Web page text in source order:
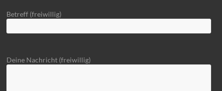
Betreff (freiwillig)
Deine Nachricht (freiwillig)